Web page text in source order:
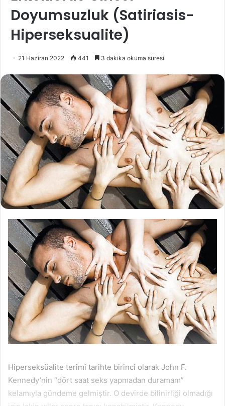
cinsel yan tesiri olan ve hala kullanılmakta olan bir ilacın
yan tesire sahip olmayan oburuyla değiştirilmesi, bazen
altta yatan hastalığın tedavisi, kimi vakit depresyonun
cinsel fonksiyon bozukluğunun tedavisidir.
Primer cinsel isteksizlik olgularının tedavisi ise ekseriyetle
zordur. Sistemli bir cinsel terapiye gereksinim duyarlar ve
terapileri çoklukla vakit alır.
Tweet Share
Share Share
Bozukluğu Bozuklukları Cinsel
Cinsel İstek Sık